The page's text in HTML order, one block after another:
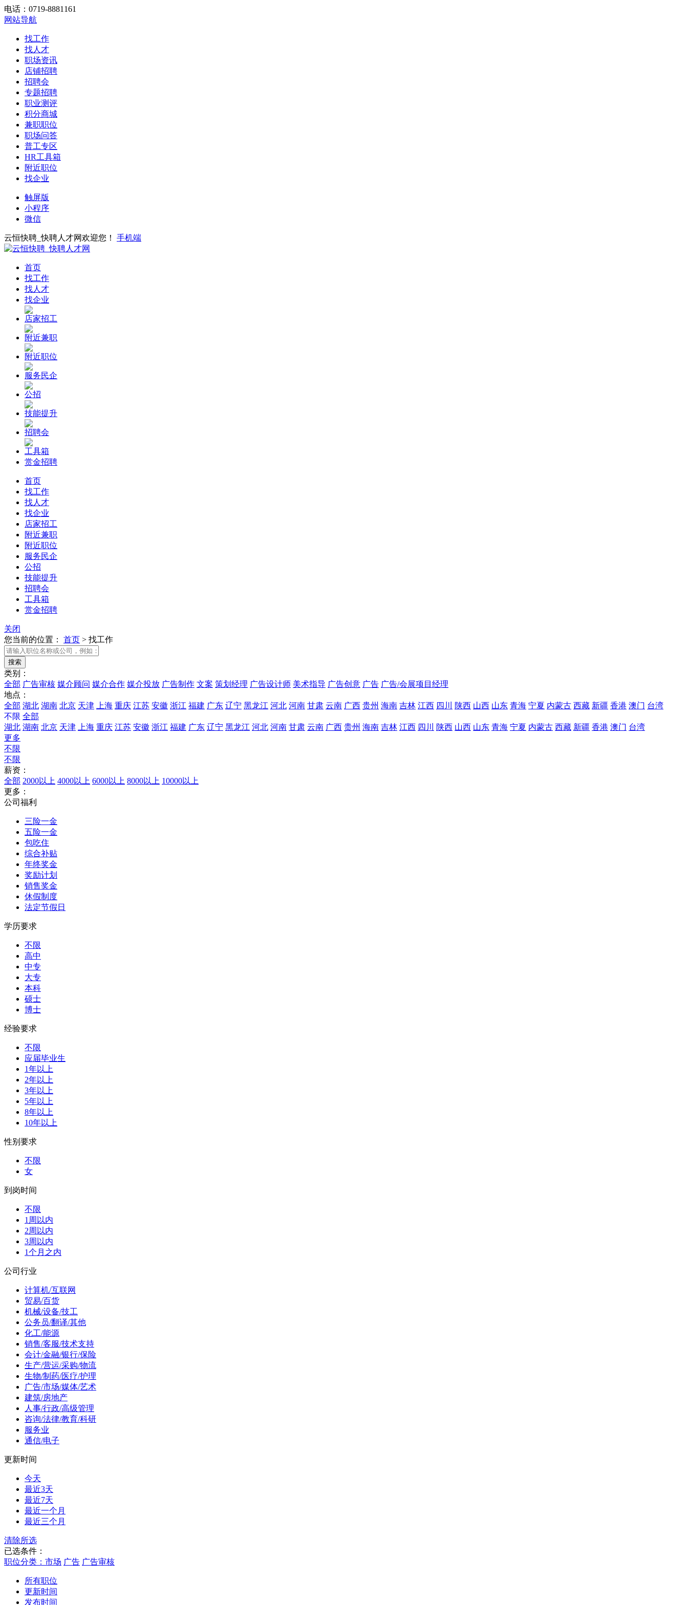
电话：0719-8881161
网站导航
找工作
找人才
职场资讯
店铺招聘
招聘会
专题招聘
职业测评
积分商城
兼职职位
职场问答
普工专区
HR工具箱
附近职位
找企业
触屏版
小程序
微信
云恒快聘_快聘人才网欢迎您！ 手机端
首页
找工作
找人才
找企业
店家招工
附近兼职
附近职位
服务民企
公招
技能提升
招聘会
工具箱
赏金招聘
首页
找工作
找人才
找企业
店家招工
附近兼职
附近职位
服务民企
公招
技能提升
招聘会
工具箱
赏金招聘
关闭
您当前的位置： 首页 > 找工作
类别：
全部 广告审核 媒介顾问 媒介合作 媒介投放 广告制作 文案 策划经理 广告设计师 美术指导 广告创意 广告 广告/会展项目经理
地点：
全部 湖北 湖南 北京 天津 上海 重庆 江苏 安徽 浙江 福建 广东 辽宁 黑龙江 河北 河南 甘肃 云南 广西 贵州 海南 吉林 江西 四川 陕西 山西 山东 青海 宁夏 内蒙古 西藏 新疆 香港 澳门 台湾
不限 全部
湖北 湖南 北京 天津 上海 重庆 江苏 安徽 浙江 福建 广东 辽宁 黑龙江 河北 河南 甘肃 云南 广西 贵州 海南 吉林 江西 四川 陕西 山西 山东 青海 宁夏 内蒙古 西藏 新疆 香港 澳门 台湾
更多
不限
不限
薪资：
全部 2000以上 4000以上 6000以上 8000以上 10000以上
更多：
公司福利
三险一金
五险一金
包吃住
综合补贴
年终奖金
奖励计划
销售奖金
休假制度
法定节假日
学历要求
不限
高中
中专
大专
本科
硕士
博士
经验要求
不限
应届毕业生
1年以上
2年以上
3年以上
5年以上
8年以上
10年以上
性别要求
不限
女
到岗时间
不限
1周以内
2周以内
3周以内
1个月之内
公司行业
计算机/互联网
贸易/百货
机械/设备/技工
公务员/翻译/其他
化工/能源
销售/客服/技术支持
会计/金融/银行/保险
生产/营运/采购/物流
生物/制药/医疗/护理
广告/市场/媒体/艺术
建筑/房地产
人事/行政/高级管理
咨询/法律/教育/科研
服务业
通信/电子
更新时间
今天
最近3天
最近7天
最近一个月
最近三个月
清除所选
已选条件：
职位分类：市场 广告 广告审核
所有职位
更新时间
发布时间